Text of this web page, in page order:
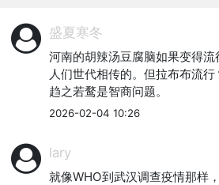
盛夏寒冬
河南的胡辣汤豆腐脑如果变得
人们世代相传的。但拉布布流
趋之若鹜是智商问题。
2026-02-04 10:26
lary
就像WHO到武汉调查疫情那样